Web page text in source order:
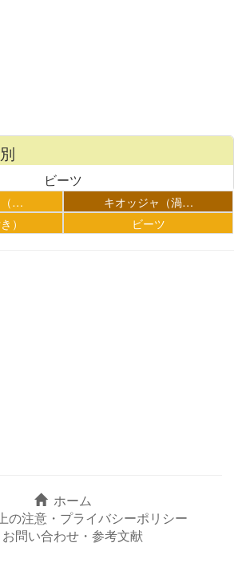
ビーツ
（…
キオッジャ（渦…
）
ビーツ
ホーム
の注意・プライバシーポリシー
お問い合わせ・参考文献